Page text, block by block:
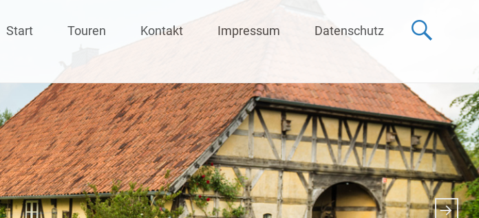
to
Start Touren Kontakt Impressum Datenschutz